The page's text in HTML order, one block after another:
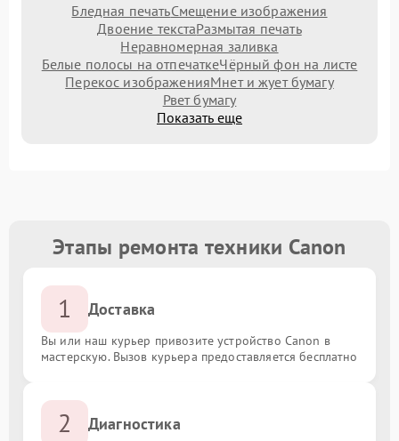
Бледная печатьСмещение изображения
Двоение текстаРазмытая печать
Неравномерная заливка
Белые полосы на отпечаткеЧёрный фон на листе
Перекос изображенияМнет и жует бумагу
Рвет бумагу
Показать еще
Этапы ремонта техники Canon
1 Доставка
Вы или наш курьер привозите устройство Canon в
мастерскую. Вызов курьера предоставляется бесплатно
2 Диагностика